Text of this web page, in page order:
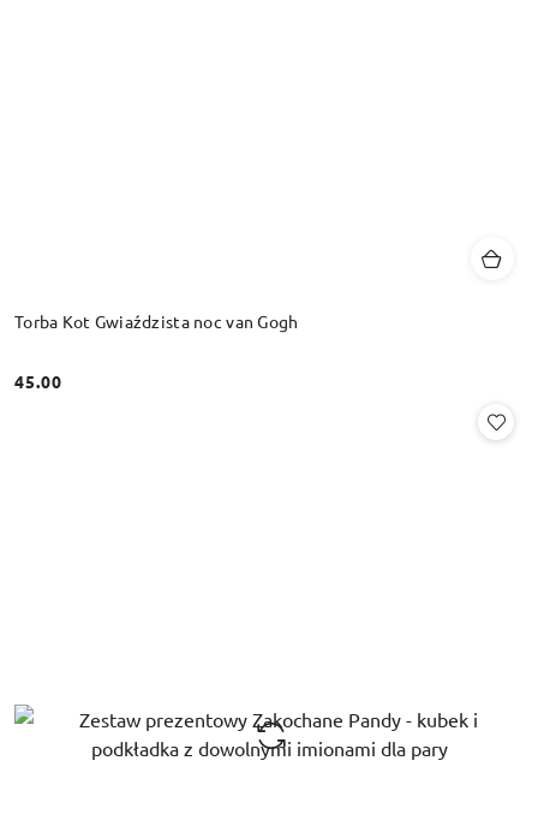
Torba Kot Gwiaździsta noc van Gogh
Cena:
45.00